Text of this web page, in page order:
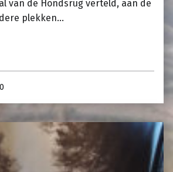
van de Hondsrug verteld, aan de
plekken…
de Hondsrug”
0